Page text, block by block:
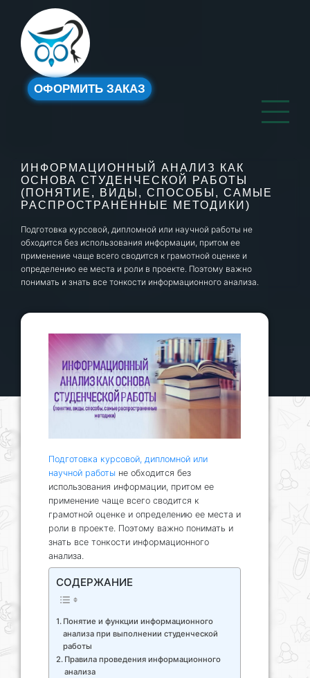
ОФОРМИТЬ ЗАКАЗ
ИНФОРМАЦИОННЫЙ АНАЛИЗ КАК
ОСНОВА СТУДЕНЧЕСКОЙ РАБОТЫ
(ПОНЯТИЕ, ВИДЫ, СПОСОБЫ, САМЫЕ
РАСПРОСТРАНЕННЫЕ МЕТОДИКИ)
Подготовка курсовой, дипломной или научной работы не
обходится без использования информации, притом ее
применение чаще всего сводится к грамотной оценке и
определению ее места и роли в проекте. Поэтому важно
понимать и знать все тонкости информационного анализа.
Подготовка курсовой, дипломной или
научной работы не обходится без
использования информации, притом ее
применение чаще всего сводится к
грамотной оценке и определению ее места и
роли в проекте. Поэтому важно понимать и
знать все тонкости информационного
анализа.
СОДЕРЖАНИЕ
Понятие и функции информационного
анализа при выполнении студенческой
работы
Правила проведения информационного
анализа